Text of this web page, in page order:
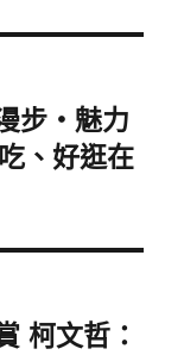
步‧魅力
、好逛在
柯文哲：